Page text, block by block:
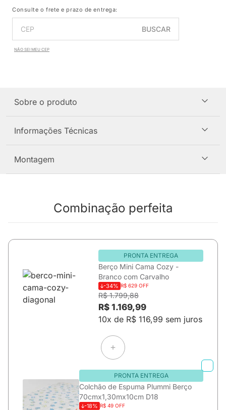
Consulte o frete e prazo de entrega:
BUSCAR
NÃO SEI MEU CEP
Sobre o produto
Informações Técnicas
Montagem
Combinação perfeita
PRONTA ENTREGA
Berço Mini Cama Cozy -
Branco com Carvalho
-34% R$ 629 OFF
R$ 1.799,88
R$ 1.169,99
10x de R$ 116,99 sem juros
PRONTA ENTREGA
Colchão de Espuma Plummi Berço
70cmx1,30mx10cm D18
-18% R$ 49 OFF